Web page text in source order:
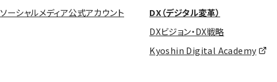
ソーシャルメディア公式アカウント
DX（デジタル変革）
DXビジョン・DX戦略
Kyoshin Digital Academy